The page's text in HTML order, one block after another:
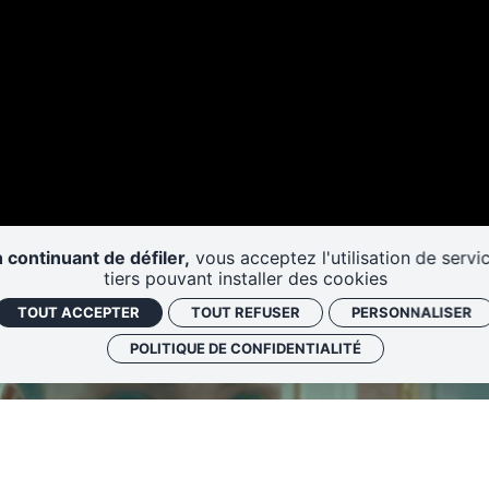
continuant de défiler, vous acceptez l'utilisation de
tiers pouvant installer des cookies
TOUT ACCEPTER TOUT REFUSER PERSONNALISER
POLITIQUE DE CONFIDENTIALITÉ